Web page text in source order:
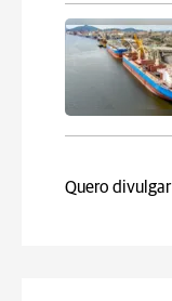
Quero divulgar